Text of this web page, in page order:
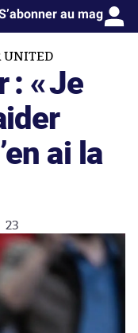
au mag
UNITED
: «Je
ai la
23